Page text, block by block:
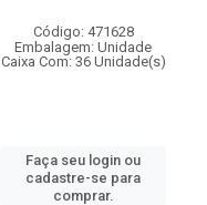
Código: 471628
Embalagem: Unidade
Caixa Com: 36 Unidade(s)
Faça seu login ou
cadastre-se para
comprar.